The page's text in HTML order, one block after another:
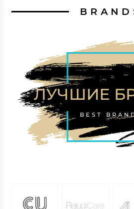
ЛУЧШИЕ
BEST